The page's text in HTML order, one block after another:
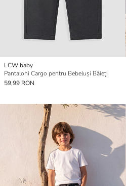
LCW baby
Pantaloni Cargo pentru Bebeluși Băieți
59,99 RON